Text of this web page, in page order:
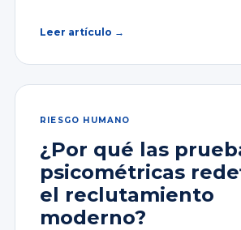
Leer artículo →
RIESGO HUMANO
¿Por qué las
psicométricas
el reclutamiento
moderno?